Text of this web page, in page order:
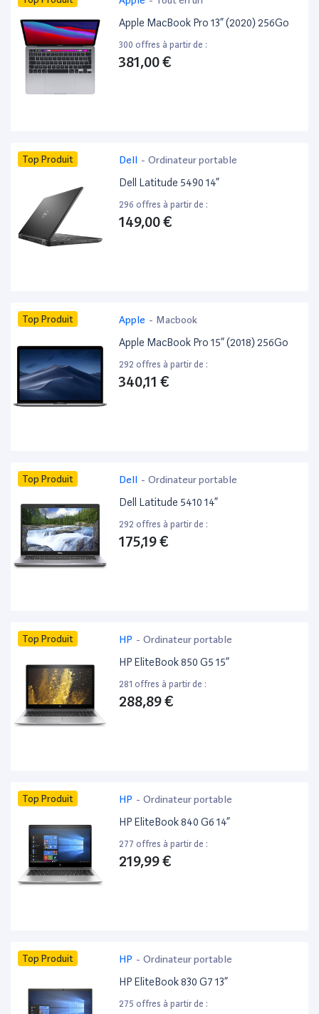
Apple MacBook Pro 13” (2020) 256Go
300 offres à partir de :
381,00 €
Top Produit Dell - Ordinateur portable
Dell Latitude 5490 14”
296 offres à partir de :
149,00 €
Top Produit Apple - Macbook
Apple MacBook Pro 15” (2018) 256Go
292 offres à partir de :
340,11 €
Top Produit Dell - Ordinateur portable
Dell Latitude 5410 14”
292 offres à partir de :
175,19 €
Top Produit HP - Ordinateur portable
HP EliteBook 850 G5 15”
281 offres à partir de :
288,89 €
Top Produit HP - Ordinateur portable
HP EliteBook 840 G6 14”
277 offres à partir de :
219,99 €
Top Produit HP - Ordinateur portable
HP EliteBook 830 G7 13”
275 offres à partir de :